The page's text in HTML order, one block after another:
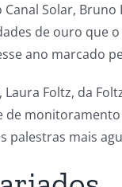
Solar,
de ouro que
ano marcado
Laura Foltz, da
de
palestras mais